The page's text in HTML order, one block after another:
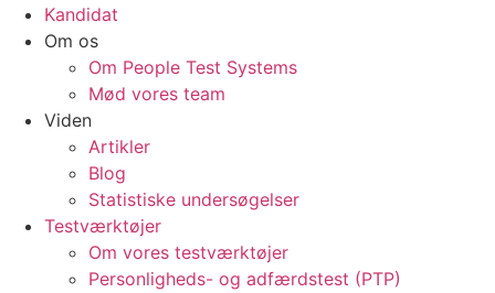
Kandidat
Om os
Om People Test Systems
Mød vores team
Viden
Artikler
Blog
Statistiske undersøgelser
Testværktøjer
Om vores testværktøjer
Personligheds- og adfærdstest (PTP)